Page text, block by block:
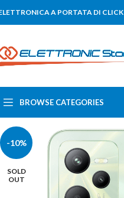
A PORTATA DI CLICK
BROWSE CATEGORIES
-10%
SOLD
OUT